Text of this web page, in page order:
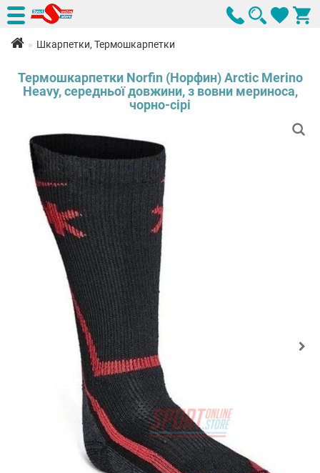
Шкарпетки, Термошкарпетки
Термошкарпетки Norfin (Норфин) Arctic Merino
Heavy, середньої довжини, з вовни мериноса,
чорно-сірі